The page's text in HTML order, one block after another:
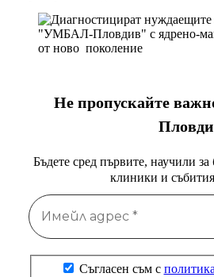
Не пропускайте
Бъдете сред първите, научили
клиники и
Съгласен съм с